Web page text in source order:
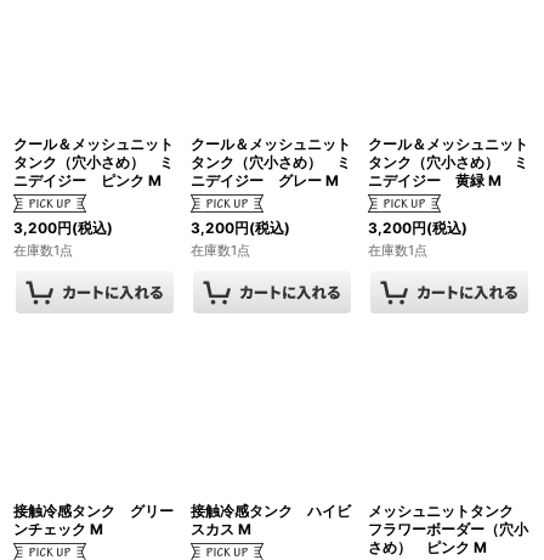
クール＆メッシュニット
タンク（穴小さめ） ミ
ニデイジー ピンク M
3,200円(税込)
在庫数1点
クール＆メッシュニット
タンク（穴小さめ） ミ
ニデイジー グレー M
3,200円(税込)
在庫数1点
クール＆メッシュニット
タンク（穴小さめ） ミ
ニデイジー 黄緑 M
3,200円(税込)
在庫数1点
接触冷感タンク グリー
ンチェック M
接触冷感タンク ハイビ
スカス M
メッシュニットタンク
フラワーボーダー（穴小
さめ） ピンク M